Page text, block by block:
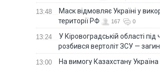
13:48
Маск відмовляє Україні у
території РФ
167 0
13:24
У Кіровоградській області
розбився вертоліт ЗСУ —
13:00 На вимогу Казахстану